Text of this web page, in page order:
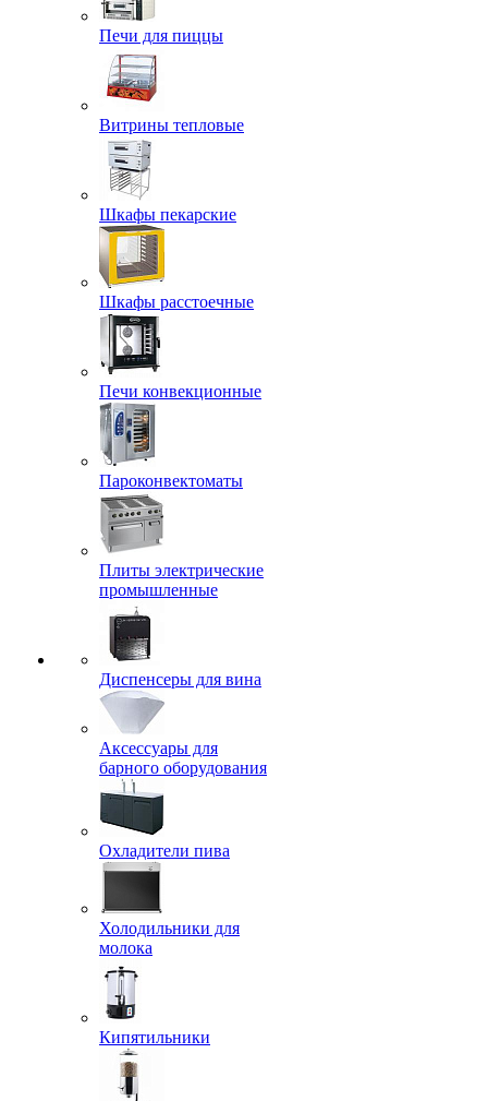
Печи для пиццы
Витрины тепловые
Шкафы пекарские
Шкафы расстоечные
Печи конвекционные
Пароконвектоматы
Плиты электрические
промышленные
Диспенсеры для вина
Аксессуары для
барного оборудования
Охладители пива
Холодильники для
молока
Кипятильники